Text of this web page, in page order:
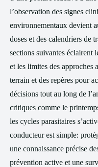
l’observation des signes
environnementaux devient
doses et des calendriers de
sections suivantes éclairent
et les limites des approches
terrain et des repères pour
décisions tout au long de
critiques comme le
les cycles parasitaires
conducteur est simple:
une connaissance précise
prévention active et une